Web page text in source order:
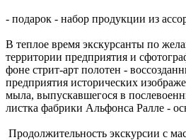
- подарок - набор продукции из
В теплое время экскурсанты по
территории предприятия и
фоне стрит-арт полотен -
предприятия исторических
мыла, выпускавшегося в
листка фабрики Альфонса Ралле -
Продолжительность экскурсии с